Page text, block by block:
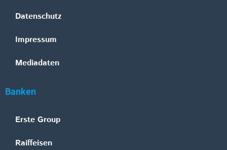
Datenschutz
Impressum
Mediadaten
Banken
Erste Group
Raiffeisen